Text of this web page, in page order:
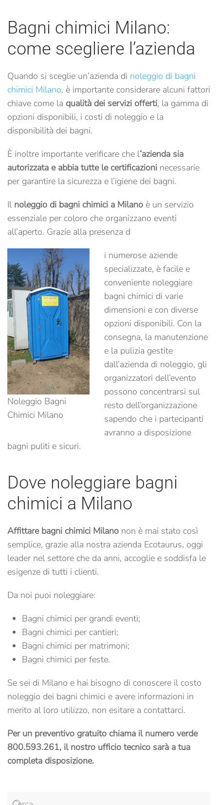
Bagni chimici Milano:
come scegliere l’azienda
Quando si sceglie un’azienda di noleggio di bagni
chimici Milano, è importante considerare alcuni fattori
chiave come la qualità dei servizi offerti, la gamma di
opzioni disponibili, i costi di noleggio e la
disponibilità dei bagni.
È inoltre importante verificare che l’azienda sia
autorizzata e abbia tutte le certificazioni necessarie
per garantire la sicurezza e l’igiene dei bagni.
Il noleggio di bagni chimici a Milano è un servizio
essenziale per coloro che organizzano eventi
all’aperto. Grazie alla presenza d
Noleggio Bagni
Chimici Milano
i numerose aziende
specializzate, è facile e
conveniente noleggiare
bagni chimici di varie
dimensioni e con diverse
opzioni disponibili. Con la
consegna, la manutenzione
e la pulizia gestite
dall’azienda di noleggio, gli
organizzatori dell’evento
possono concentrarsi sul
resto dell’organizzazione
sapendo che i partecipanti
avranno a disposizione
bagni puliti e sicuri.
Dove noleggiare bagni
chimici a Milano
Affittare bagni chimici Milano non è mai stato così
semplice, grazie alla nostra azienda Ecotaurus, oggi
leader nel settore che da anni, accoglie e soddisfa le
esigenze di tutti i clienti.
Da noi puoi noleggiare:
Bagni chimici per grandi eventi;
Bagni chimici per cantieri;
Bagni chimici per matrimoni;
Bagni chimici per feste.
Se sei di Milano e hai bisogno di conoscere il costo
noleggio dei bagni chimici e avere informazioni in
merito al loro utilizzo, non esitare a contattarci.
Per un preventivo gratuito chiama il numero verde
800.593.261, il nostro ufficio tecnico sarà a tua
completa disposizione.